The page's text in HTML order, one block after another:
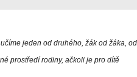
jeden od druhého, žák od žáka, od
prostředí rodiny, ačkoli je pro dítě